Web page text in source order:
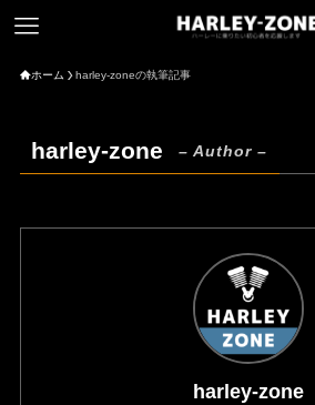
ホーム harley-zoneの執筆記事
harley-zone – Author –
harley-zone